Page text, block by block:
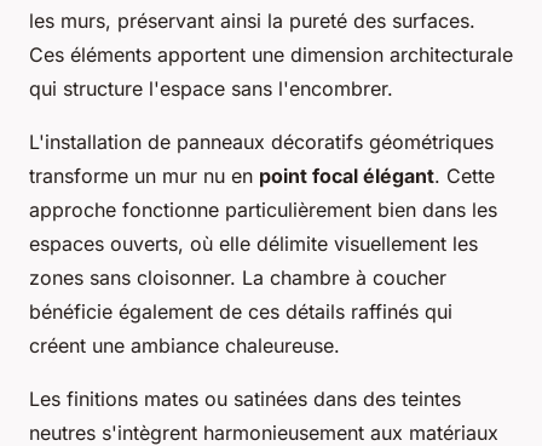
les murs, préservant ainsi la pureté des surfaces.
Ces éléments apportent une dimension architecturale
qui structure l'espace sans l'encombrer.
L'installation de panneaux décoratifs géométriques
transforme un mur nu en point focal élégant. Cette
approche fonctionne particulièrement bien dans les
espaces ouverts, où elle délimite visuellement les
zones sans cloisonner. La chambre à coucher
bénéficie également de ces détails raffinés qui
créent une ambiance chaleureuse.
Les finitions mates ou satinées dans des teintes
neutres s'intègrent harmonieusement aux matériaux